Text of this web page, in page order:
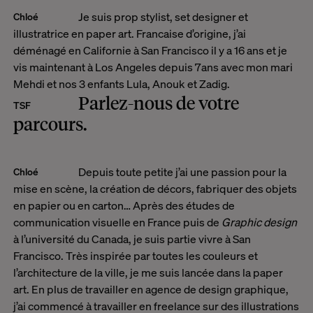
Chloé
Je suis prop stylist, set designer et
illustratrice en paper art. Francaise d’origine, j’ai
déménagé en Californie à San Francisco il y a 16 ans et je
vis maintenant à Los Angeles depuis 7ans avec mon mari
Mehdi et nos 3 enfants Lula, Anouk et Zadig.
TSF
Parlez-nous de votre
parcours.
Chloé
Depuis toute petite j’ai une passion pour la
mise en scène, la création de décors, fabriquer des objets
en papier ou en carton… Après des études de
communication visuelle en France puis de Graphic design
à l’université du Canada, je suis partie vivre à San
Francisco. Très inspirée par toutes les couleurs et
l’architecture de la ville, je me suis lancée dans lapaper
art. En plus de travailler en agence de design graphique,
j’ai commencé à travailler en freelance sur des illustrations